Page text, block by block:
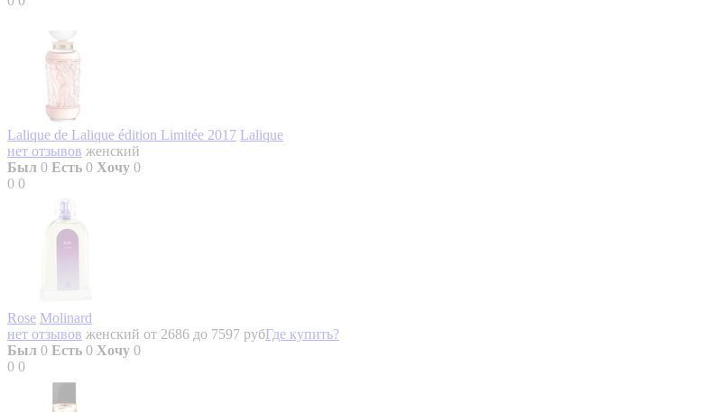
Lalique de Lalique édition Limitée 2017 Lalique
нет отзывов женский
Был 0 Есть 0 Хочу 0
0 0
Rose Molinard
нет отзывов женский от 2686 до 7597 рубГде купить?
Был 0 Есть 0 Хочу 0
0 0